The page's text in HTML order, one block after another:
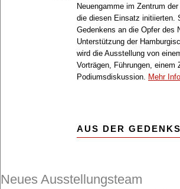
Neuengamme im Zentrum
die diesen Einsatz initiierten.
Gedenkens an die Opfer des
Unterstützung der
wird die Ausstellung von
Vorträgen, Führungen, einem
Podiumsdiskussion. Mehr
AUS DER
Neues Ausstellungsteam